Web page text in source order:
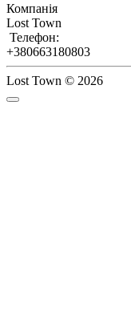
Компанія
Lost Town
Телефон:
+380663180803
Lost Town © 2026